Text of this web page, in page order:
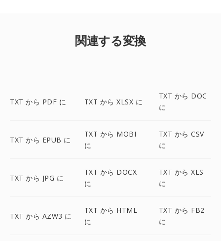
関連する変換
TXT から PDF に TXT から XLSX に
TXT から DOC
に
TXT から EPUB に
TXT から MOBI
に
TXT から CSV
に
TXT から JPG に
TXT から DOCX
に
TXT から XLS
に
TXT から AZW3 に
TXT から HTML
に
TXT から FB2
に